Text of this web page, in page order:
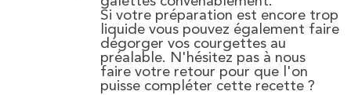
Si votre préparation est encore trop
liquide vous pouvez également faire
dégorger vos courgettes au
préalable. N'hésitez pas à nous
faire votre retour pour que l'on
puisse compléter cette recette ?